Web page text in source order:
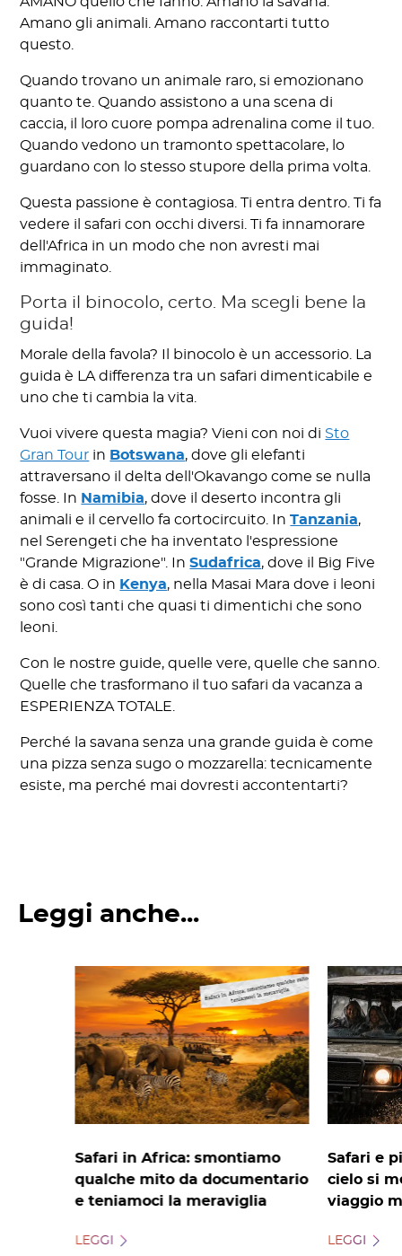
Amano gli animali. Amano raccontarti tutto
questo.
Quando trovano un animale raro, si emozionano
quanto te. Quando assistono a una scena di
caccia, il loro cuore pompa adrenalina come il tuo.
Quando vedono un tramonto spettacolare, lo
guardano con lo stesso stupore della prima volta.
Questa passione è contagiosa. Ti entra dentro. Ti fa
vedere il safari con occhi diversi. Ti fa innamorare
dell'Africa in un modo che non avresti mai
immaginato.
Porta il binocolo, certo. Ma scegli bene la
guida!
Morale della favola? Il binocolo è un accessorio. La
guida è LA differenza tra un safari dimenticabile e
uno che ti cambia la vita.
Vuoi vivere questa magia? Vieni con noi di Sto
Gran Tour in Botswana, dove gli elefanti
attraversano il delta dell'Okavango come se nulla
fosse. In Namibia, dove il deserto incontra gli
animali e il cervello fa cortocircuito. InTanzania,
nel Serengeti che ha inventato l'espressione
"Grande Migrazione". InSudafrica, dove il Big Five
è di casa. O in Kenya, nella Masai Mara dove i leoni
sono così tanti che quasi ti dimentichi che sono
leoni.
Con le nostre guide, quelle vere, quelle che sanno.
Quelle che trasformano il tuo safari da vacanza a
ESPERIENZA TOTALE.
Perché la savana senza una grande guida è come
una pizza senza sugo o mozzarella: tecnicamente
esiste, ma perché mai dovresti accontentarti?
Leggi anche...
Safari in Africa: smontiamo
qualche mito da documentario
e teniamoci la meraviglia
LEGGI
Safari e
cielo si
viaggio
LEGGI